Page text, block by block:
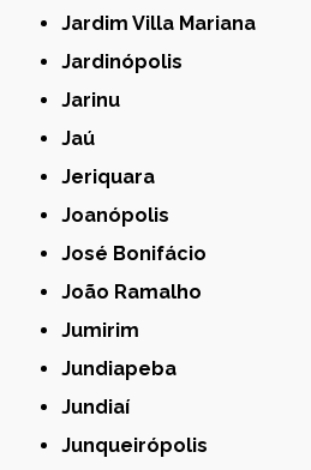
Jardim Villa Mariana
Jardinópolis
Jarinu
Jaú
Jeriquara
Joanópolis
José Bonifácio
João Ramalho
Jumirim
Jundiapeba
Jundiaí
Junqueirópolis